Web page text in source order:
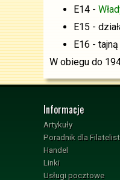
E14 -
E15 -
E16 - tajną
W obiegu do
Informacje
Artykuły
Poradnik dla
Handel
Linki
Usługi pocztowe